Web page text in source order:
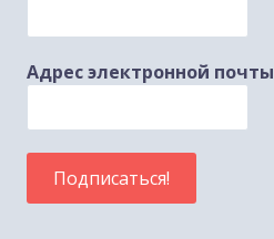
Адрес электронной почты